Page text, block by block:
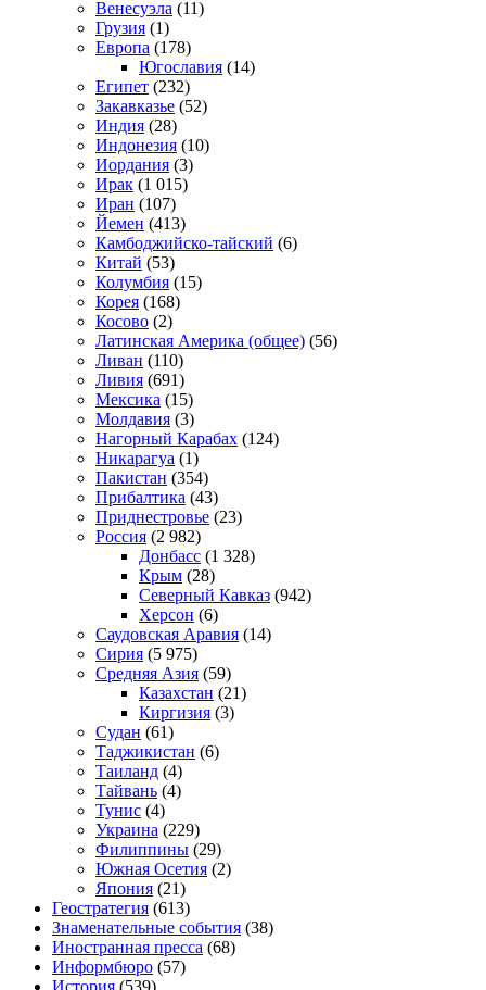
Венесуэла (11)
Грузия (1)
Европа (178)
Югославия (14)
Египет (232)
Закавказье (52)
Индия (28)
Индонезия (10)
Иордания (3)
Ирак (1 015)
Иран (107)
Йемен (413)
Камбоджийско-тайский (6)
Китай (53)
Колумбия (15)
Корея (168)
Косово (2)
Латинская Америка (общее) (56)
Ливан (110)
Ливия (691)
Мексика (15)
Молдавия (3)
Нагорный Карабах (124)
Никарагуа (1)
Пакистан (354)
Прибалтика (43)
Приднестровье (23)
Россия (2 982)
Донбасс (1 328)
Крым (28)
Северный Кавказ (942)
Херсон (6)
Саудовская Аравия (14)
Сирия (5 975)
Средняя Азия (59)
Казахстан (21)
Киргизия (3)
Судан (61)
Таджикистан (6)
Таиланд (4)
Тайвань (4)
Тунис (4)
Украина (229)
Филиппины (29)
Южная Осетия (2)
Япония (21)
Геостратегия (613)
Знаменательные события (38)
Иностранная пресса (68)
Информбюро (57)